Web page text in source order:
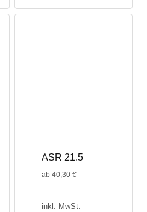
ASR 21.5
ab 40,30 €
inkl. MwSt.